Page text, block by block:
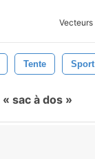
Vecteurs
Tente Sport
sac à dos